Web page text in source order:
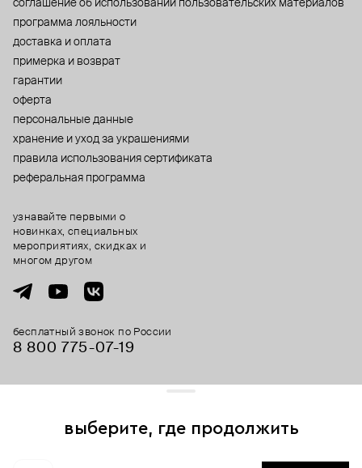
cоглашение об использовании пользовательских материалов
программа лояльности
доставка и оплата
примерка и возврат
гарантии
оферта
персональные данные
хранение и уход за украшениями
правила использования сертификата
реферальная программа
бесплатный звонок по России
8 800 775⁠-07⁠-19
узнавайте первыми о
новинках, специальных
мероприятиях, скидках и
многом другом
выберите, где продолжить